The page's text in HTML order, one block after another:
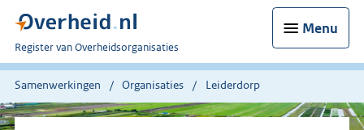
Menu
U
bent
nu
Register van Overheidsorganisaties
Samenwerkingen Organisaties Leiderdorp